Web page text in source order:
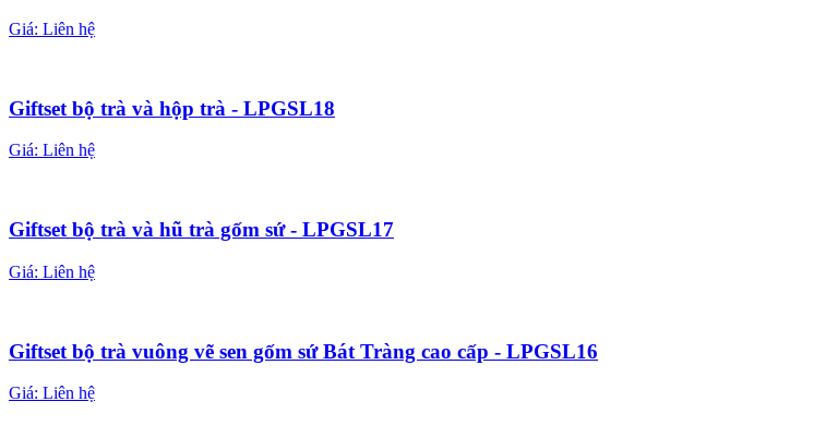
Giá: Liên hệ
Giftset bộ trà và hộp trà - LPGSL18
Giá: Liên hệ
Giftset bộ trà và hũ trà gốm sứ - LPGSL17
Giá: Liên hệ
Giftset bộ trà vuông vẽ sen gốm sứ Bát Tràng cao cấp - LPGSL16
Giá: Liên hệ